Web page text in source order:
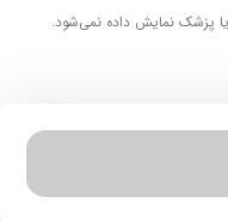
پزشک نمایش داده نمی‌شود.